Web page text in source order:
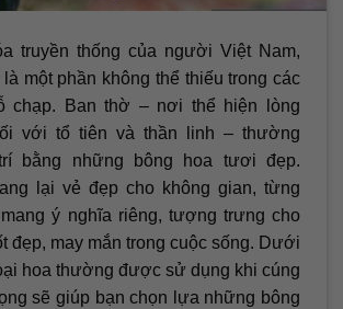
truyền thống của người Việt Nam,
một phần không thể thiếu trong các
chạp. Ban thờ – nơi thể hiện lòng
với tổ tiên và thần linh – thường
bằng những bông hoa tươi đẹp.
lại vẻ đẹp cho không gian, từng
ý nghĩa riêng, tượng trưng cho
đẹp, may mắn trong cuộc sống. Dưới
hoa thường được sử dụng khi cúng
sẽ giúp bạn chọn lựa những bông